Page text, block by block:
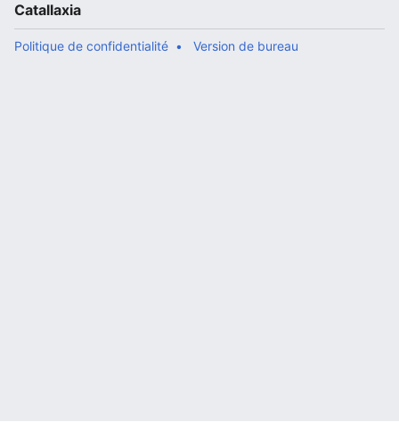
Catallaxia
Politique de confidentialité Version de bureau